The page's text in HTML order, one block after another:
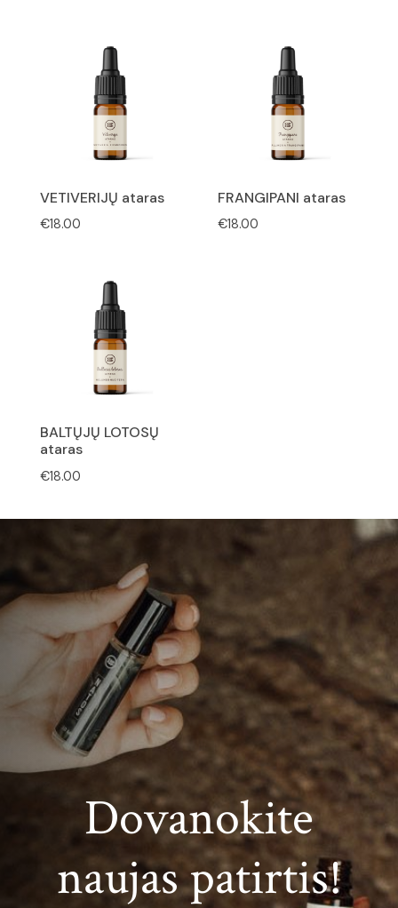
VETIVERIJŲ ataras
€18.00
FRANGIPANI ataras
€18.00
BALTŲJŲ LOTOSŲ
ataras
€18.00
Dovanokite
naujas patirtis!